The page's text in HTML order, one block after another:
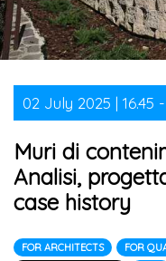
02 July 2025 | 16.45 -
Muri di
Analisi,
case history
FOR ARCHITECTS FOR